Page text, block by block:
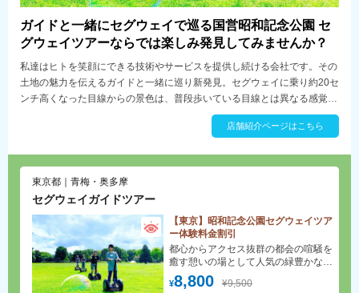
ガイドと一緒にセグウェイで巡る国営昭和記念公園 セ
グウェイツアーならでは楽しみ発見してみませんか？
私達はヒトを笑顔にできる技術やサービスを提供し続ける会社です。その
土地の魅力を伝えるガイドと一緒に巡り新発見。セグウェイに乗り約20セ
ンチ高くなった目線からの景色は、普段歩いている目線とは異なる感覚が
新鮮です。その季節に見ることのできる花々など、ガイドのトークで楽し
くご案内します。普段気づかないような草花、匂いや心地よい風に吹かれ
店舗紹介ページはこちら
東京都｜青梅・奥多摩
セグウェイガイドツアー
【東京】昭和記念公園セグウェイツア
ー体験料金割引
¥8,800 ¥9,500
都心からアクセス抜群の都会の喧騒を
癒す憩いの場として人気の緑豊かな公
園を駆け抜けよう！